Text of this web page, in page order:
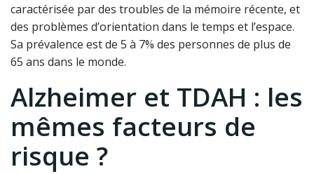
caractérisée par des troubles de la mémoire récente, et
des problèmes d’orientation dans le temps et l’espace.
Sa prévalence est de 5 à 7% des personnes de plus de
65 ans dans le monde.
Alzheimer et TDAH : les
mêmes facteurs de
risque ?